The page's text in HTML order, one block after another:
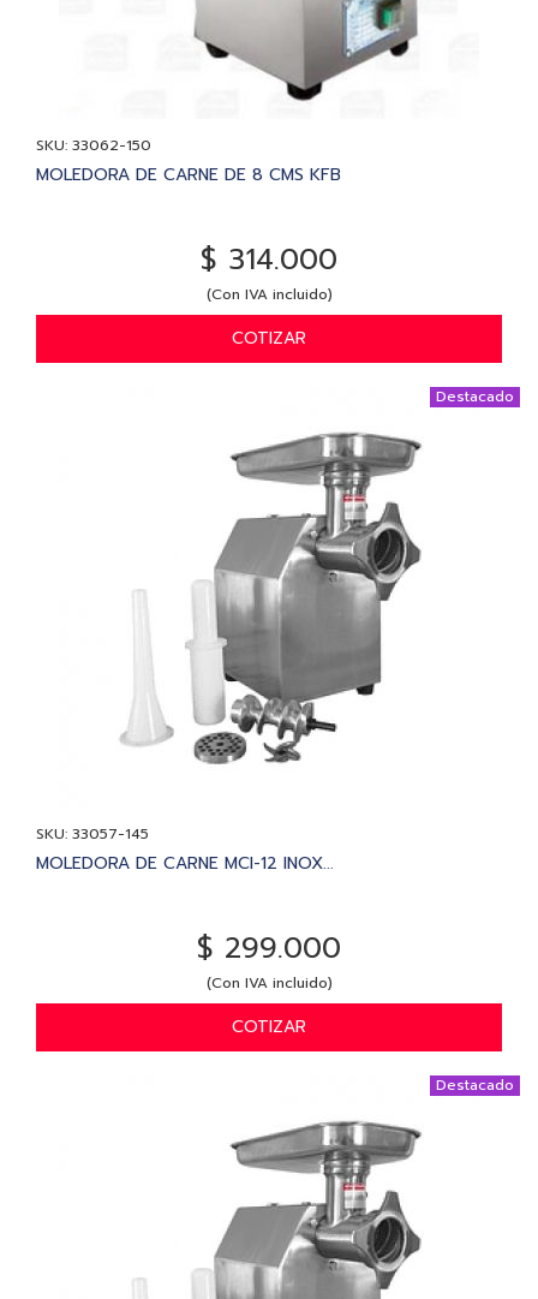
SKU: 33062-150
MOLEDORA DE CARNE DE 8 CMS KFB
$ 314.000
(Con IVA incluido)
COTIZAR
Destacado
SKU: 33057-145
MOLEDORA DE CARNE MCI-12 INOX...
$ 299.000
(Con IVA incluido)
COTIZAR
Destacado